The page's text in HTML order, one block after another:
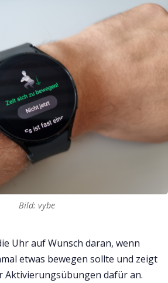
Bild: vybe
Uhr auf Wunsch daran, wenn
etwas bewegen sollte und zeigt
Aktivierungsübungen dafür an.